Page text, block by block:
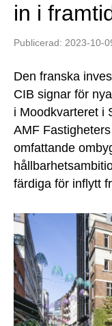
in i
Publicerad: 2023-10-
Den franska
CIB signar för
i Moodkvarteret i
AMF
omfattande
färdiga för inflytt